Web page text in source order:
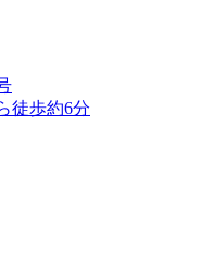
徒歩約6分